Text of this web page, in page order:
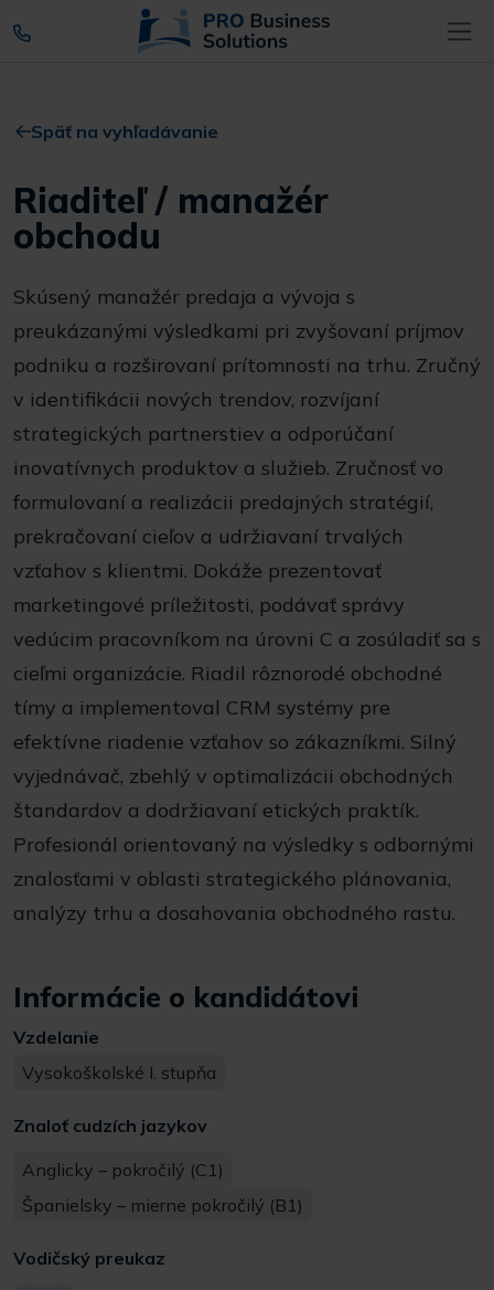
Späť na vyhľadávanie
Riaditeľ / manažér
obchodu
Skúsený manažér predaja a vývoja s
preukázanými výsledkami pri zvyšovaní príjmov
podniku a rozširovaní prítomnosti na trhu. Zručný
v identifikácii nových trendov, rozvíjaní
strategických partnerstiev a odporúčaní
inovatívnych produktov a služieb. Zručnosť vo
formulovaní a realizácii predajných stratégií,
prekračovaní cieľov a udržiavaní trvalých
vzťahov s klientmi. Dokáže prezentovať
marketingové príležitosti, podávať správy
vedúcim pracovníkom na úrovni C a zosúladiť sa s
cieľmi organizácie. Riadil rôznorodé obchodné
tímy a implementoval CRM systémy pre
efektívne riadenie vzťahov so zákazníkmi. Silný
vyjednávač, zbehlý v optimalizácii obchodných
štandardov a dodržiavaní etických praktík.
Profesionál orientovaný na výsledky s odbornými
znalosťami v oblasti strategického plánovania,
analýzy trhu a dosahovania obchodného rastu.
Informácie o kandidátovi
Vzdelanie
Vysokoškolské I. stupňa
Znaloť cudzích jazykov
Anglicky – pokročilý (C1)
Španielsky – mierne pokročilý (B1)
Vodičský preukaz